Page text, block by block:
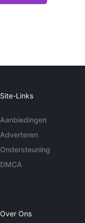
Site-Links
Aanbiedingen
Adverteren
Ondersteuning
DMCA
Over Ons